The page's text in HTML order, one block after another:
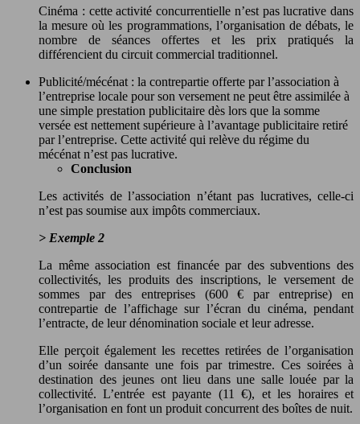
Cinéma : cette activité concurrentielle n’est pas lucrative dans
la mesure où les programmations, l’organisation de débats, le
nombre de séances offertes et les prix pratiqués la
différencient du circuit commercial traditionnel.
Publicité/mécénat : la contrepartie offerte par l’association à
l’entreprise locale pour son versement ne peut être assimilée à
une simple prestation publicitaire dès lors que la somme
versée est nettement supérieure à l’avantage publicitaire retiré
par l’entreprise. Cette activité qui relève du régime du
mécénat n’est pas lucrative.
Conclusion
Les activités de l’association n’étant pas lucratives, celle-ci
n’est pas soumise aux impôts commerciaux.
> Exemple 2
La même association est financée par des subventions des
collectivités, les produits des inscriptions, le versement de
sommes par des entreprises (600 € par entreprise) en
contrepartie de l’affichage sur l’écran du cinéma, pendant
l’entracte, de leur dénomination sociale et leur adresse.
Elle perçoit également les recettes retirées de l’organisation
d’un soirée dansante une fois par trimestre. Ces soirées à
destination des jeunes ont lieu dans une salle louée par la
collectivité. L’entrée est payante (11 €), et les horaires et
l’organisation en font un produit concurrent des boîtes de nuit.